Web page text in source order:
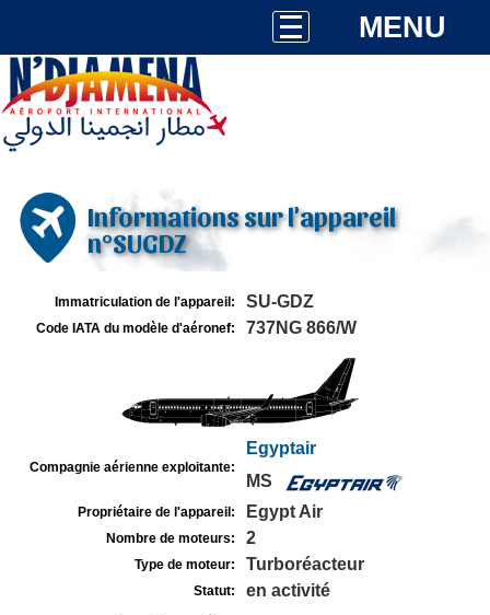
MENU
Informations sur l'appareil
n°SUGDZ
Immatriculation de l'appareil: SU-GDZ
Code IATA du modèle d'aéronef: 737NG 866/W
Compagnie aérienne exploitante:
Egyptair
MS
Propriétaire de l'appareil: Egypt Air
Nombre de moteurs: 2
Type de moteur: Turboréacteur
Statut: en activité